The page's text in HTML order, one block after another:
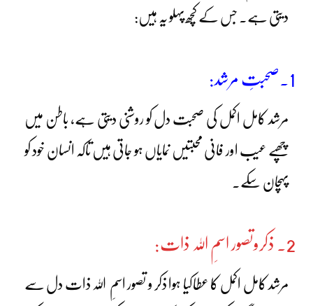
دیتی ہے۔ جس کے کچھ پہلو یہ ہیں:
1۔صحبتِ مرشد:
مرشد کامل اکمل کی صحبت دل کو روشنی دیتی ہے، باطن میں
چھپے عیب اور فانی محبتیں نمایاں ہو جاتی ہیں تاکہ انسان خود کو
پہچان سکے۔
2۔ ذکروتصور اسمِ اللہ ذات:
مرشد کامل اکمل کا عطاکیا ہوا ذکر و تصور اسمِ اللہ ذات دل سے